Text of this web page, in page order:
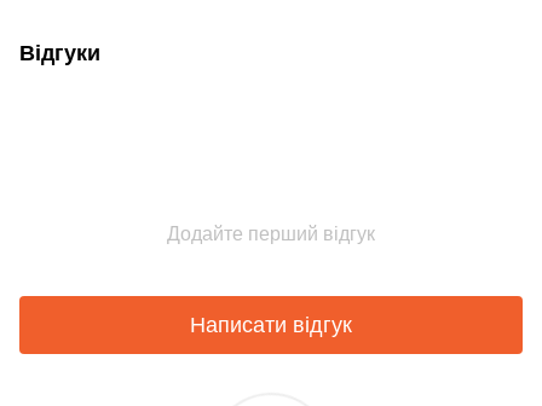
Відгуки
Додайте перший відгук
Написати відгук